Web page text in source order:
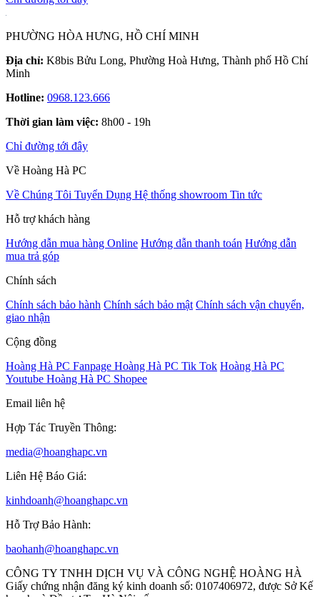
PHƯỜNG HÒA HƯNG, HỒ CHÍ MINH
Địa chỉ: K8bis Bửu Long, Phường Hoà Hưng, Thành phố Hồ Chí
Minh
Hotline: 0968.123.666
Thời gian làm việc: 8h00 - 19h
Chỉ đường tới đây
Về Hoàng Hà PC
Về Chúng Tôi Tuyển Dụng Hệ thống showroom Tin tức
Hỗ trợ khách hàng
Hướng dẫn mua hàng Online Hướng dẫn thanh toán Hướng dẫn
mua trả góp
Chính sách
Chính sách bảo hành Chính sách bảo mật Chính sách vận chuyển,
giao nhận
Cộng đồng
Hoàng Hà PC Fanpage Hoàng Hà PC Tik Tok Hoàng Hà PC
Youtube Hoàng Hà PC Shopee
Email liên hệ
Hợp Tác Truyền Thông:
media@hoanghapc.vn
Liên Hệ Báo Giá:
kinhdoanh@hoanghapc.vn
Hỗ Trợ Bảo Hành:
baohanh@hoanghapc.vn
CÔNG TY TNHH DỊCH VỤ VÀ CÔNG NGHỆ HOÀNG HÀ
Giấy chứng nhận đăng ký kinh doanh số: 0107406972, được Sở Kế